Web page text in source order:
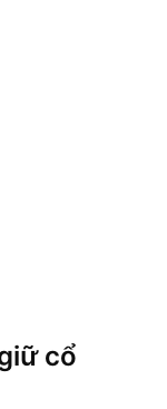
cổ